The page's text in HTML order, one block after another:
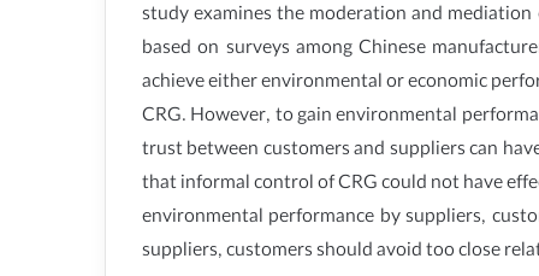
study examines the moderation and
based on surveys among Chinese
achieve either environmental or economic
CRG. However, to gain environmental
trust between customers and suppliers can
that informal control of CRG could not have
environmental performance by suppliers,
suppliers, customers should avoid too close